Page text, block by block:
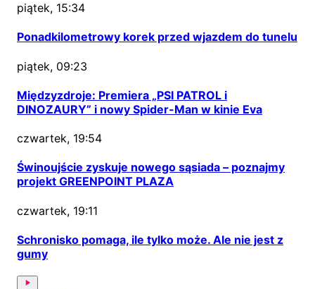
piątek, 15:34
Ponadkilometrowy korek przed wjazdem do tunelu
piątek, 09:23
Międzyzdroje: Premiera „PSI PATROL i
DINOZAURY” i nowy Spider-Man w kinie Eva
czwartek, 19:54
Świnoujście zyskuje nowego sąsiada – poznajmy
projekt GREENPOINT PLAZA
czwartek, 19:11
Schronisko pomaga, ile tylko może. Ale nie jest z
gumy